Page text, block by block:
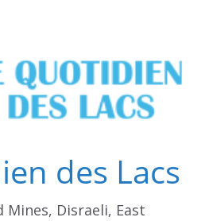
des Lacs
Disraeli, East